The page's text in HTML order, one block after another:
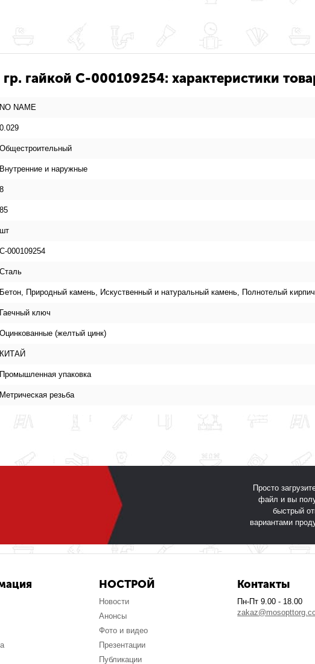
гайкой С-000109254: характеристики
NO NAME
0.029
Общестроительный
Внутренние и наружные
8
85
шт
С-000109254
Сталь
Бетон, Природный камень, Искуственный и натуральный камень, Полнотелый
Гаечный ключ
Оцинкованные (желтый цинк)
КИТАЙ
Промышленная упаковка
Метрическая резьба
Просто
файл и вы
быстрый
вариантами
НОСТРОЙ
Новости
Анонсы
Фото и видео
Презентации
Публикации
Контакты
Пн-Пт 9.00 - 18.00